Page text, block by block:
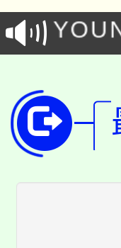
徵才
局官
8月
開!
田徑
桃園
半價
大園
份教
大溪
份教
淨零